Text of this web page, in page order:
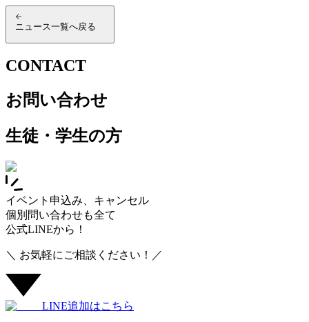
ニュース一覧へ戻る
CONTACT
お問い合わせ
生徒・学生の方
イベント申込み、キャンセル
個別問い合わせも全て
公式LINEから！
＼ お気軽にご相談ください！／
LINE追加はこちら